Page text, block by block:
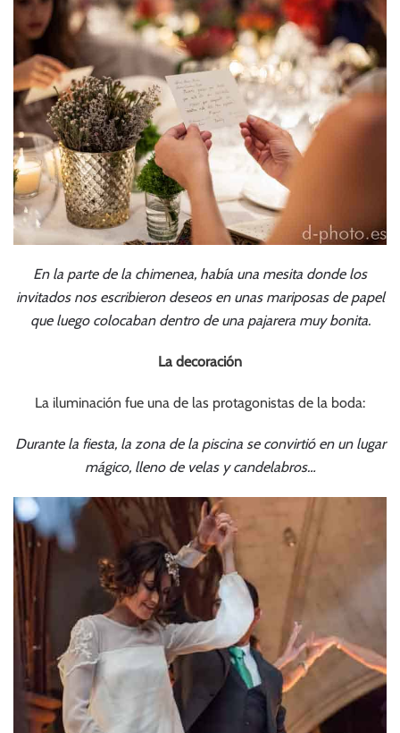
En la parte de la chimenea, había una mesita donde los
invitados nos escribieron deseos en unas mariposas de papel
que luego colocaban dentro de una pajarera muy bonita.
La decoración
La iluminación fue una de las protagonistas de la boda:
Durante la fiesta, la zona de la piscina se convirtió en un lugar
mágico, lleno de velas y candelabros…